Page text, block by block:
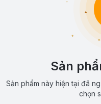
Sản
Sản phẩm này hiện tại đã
chọn